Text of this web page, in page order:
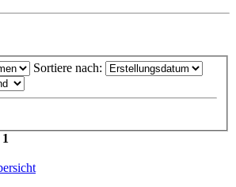
Sortiere nach:
1